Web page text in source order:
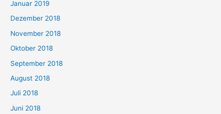
Januar 2019
Dezember 2018
November 2018
Oktober 2018
September 2018
August 2018
Juli 2018
Juni 2018